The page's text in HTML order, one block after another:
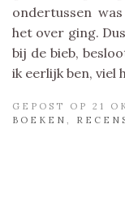
ondertussen
het over ging.
bij de bieb,
ik eerlijk ben, viel
GEPOST OP 21
BOEKEN